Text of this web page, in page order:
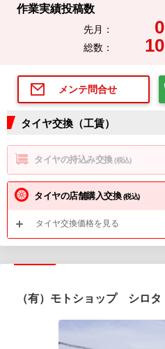
作業実績投稿数
先月： 0
総数：
10
メンテ問合せ
タイヤ交換（工賃）
タイヤの持込み交換(税込)
タイヤの店舗購入交換(税込)
タイヤ交換価格を見る
（有）モトショップ シロタ